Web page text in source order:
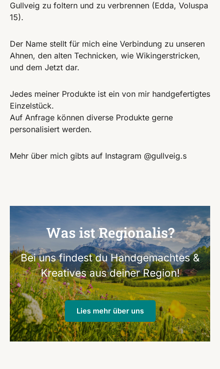
Gullveig zu foltern und zu verbrennen (Edda, Voluspa
15).
Der Name stellt für mich eine Verbindung zu unseren
Ahnen, den alten Technicken, wie Wikingerstricken,
und dem Jetzt dar.
Jedes meiner Produkte ist ein von mir handgefertigtes
Einzelstück.
Auf Anfrage können diverse Produkte gerne
personalisiert werden.
Mehr über mich gibts auf Instagram @gullveig.s
Was ist Regionalis?
Bei uns findest du Handgemachtes &
Kreatives aus deiner Region!
Lies mehr über uns